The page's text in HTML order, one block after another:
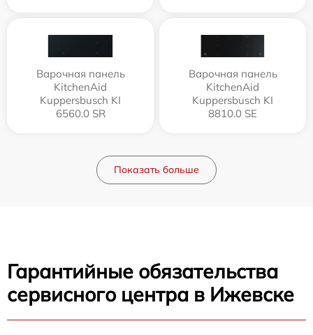
Варочная панель
KitchenAid
Kuppersbusch KI
6560.0 SR
Варочная панель
KitchenAid
Kuppersbusch KI
8810.0 SE
Показать больше
Гарантийные обязательства
сервисного центра в Ижевске